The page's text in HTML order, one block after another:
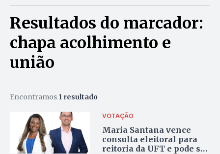
Resultados do marcador:
chapa acolhimento e
união
Encontramos 1 resultado
VOTAÇÃO
Maria Santana vence
consulta eleitoral para
reitoria da UFT e pode ser